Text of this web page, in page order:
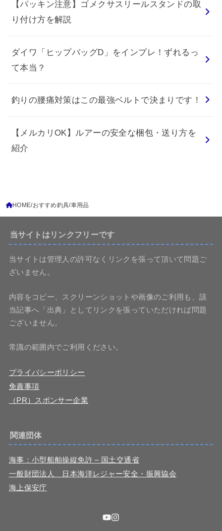
【パッキン注意】ゴメクサスリールスタンドの取
り付け方を解説
ダイワ「ヒップバッグD」をインプレ！ずれるっ
て本当？
釣りの腰痛対策はこの最強ベルトで決まりです！
【メルカリOK】ルアーの安全な梱包・送り方を
紹介
HOME おすすめ釣具 車用品
当サイトはリンクフリーです
当サイトは管理人の許可なくリンクを張って頂いて問題ご
ざいません。
内容をコピー、スクリーンショットや画像のご利用も、該
当記事へ「出典」としてリンクを張っていただければ問題
ございません。
常識の範囲内でご利用ください。
プライバシーポリシー
免責事項
（PR）スポンサー企業
関連団体
海事：小型船舶操縦免許 – 国土交通省
一般財団法人 日本海洋レジャー安全・振興協会
海上保安庁